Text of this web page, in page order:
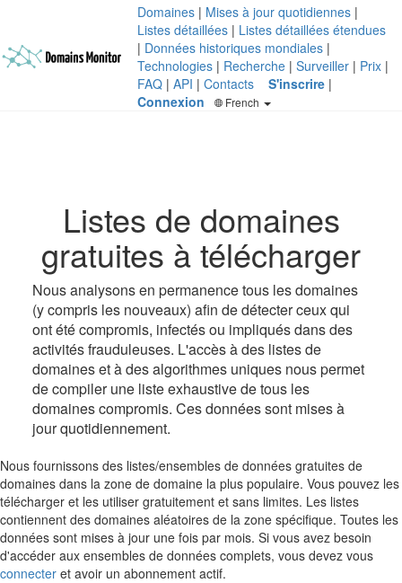
Domaines | Mises à jour quotidiennes |
Listes détaillées | Listes détaillées étendues
| Données historiques mondiales |
Technologies | Recherche | Surveiller | Prix |
FAQ | API | Contacts S'inscrire |
Connexion
French
Listes de domaines
gratuites à télécharger
Nous analysons en permanence tous les domaines
(y compris les nouveaux) afin de détecter ceux qui
ont été compromis, infectés ou impliqués dans des
activités frauduleuses. L'accès à des listes de
domaines et à des algorithmes uniques nous permet
de compiler une liste exhaustive de tous les
domaines compromis. Ces données sont mises à
jour quotidiennement.
Nous fournissons des listes/ensembles de données gratuites de
domaines dans la zone de domaine la plus populaire. Vous pouvez les
télécharger et les utiliser gratuitement et sans limites. Les listes
contiennent des domaines aléatoires de la zone spécifique. Toutes les
données sont mises à jour une fois par mois. Si vous avez besoin
d'accéder aux ensembles de données complets, vous devez vous
connecter et avoir un abonnement actif.